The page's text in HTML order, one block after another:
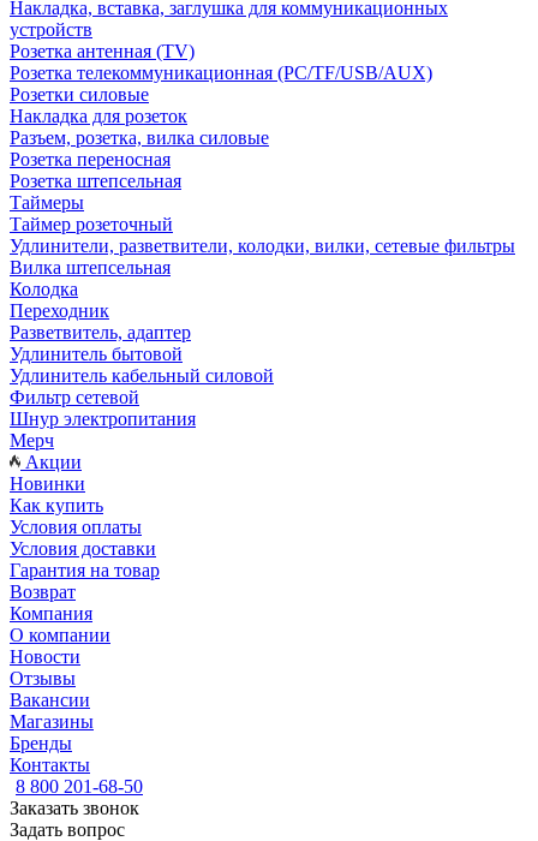
Накладка, вставка, заглушка для коммуникационных
устройств
Розетка антенная (TV)
Розетка телекоммуникационная (PC/TF/USB/AUX)
Розетки силовые
Накладка для розеток
Разъем, розетка, вилка силовые
Розетка переносная
Розетка штепсельная
Таймеры
Таймер розеточный
Удлинители, разветвители, колодки, вилки, сетевые фильтры
Вилка штепсельная
Колодка
Переходник
Разветвитель, адаптер
Удлинитель бытовой
Удлинитель кабельный силовой
Фильтр сетевой
Шнур электропитания
Мерч
Акции
Новинки
Как купить
Условия оплаты
Условия доставки
Гарантия на товар
Возврат
Компания
О компании
Новости
Отзывы
Вакансии
Магазины
Бренды
Контакты
8 800 201-68-50
Заказать звонок
Задать вопрос